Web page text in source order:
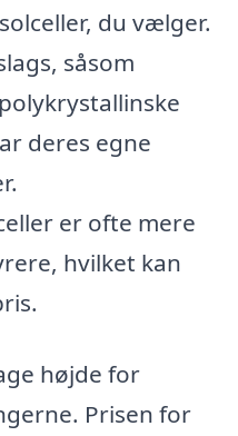
du vælger.
såsom
deres egne
er ofte mere
hvilket kan
højde for
Prisen for